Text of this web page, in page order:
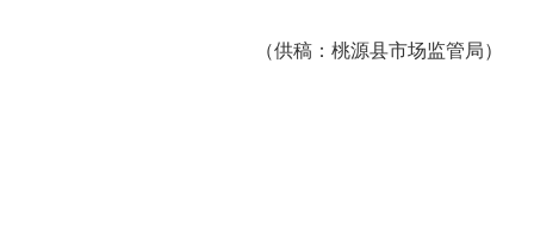
（供稿：桃源县市场监管局）